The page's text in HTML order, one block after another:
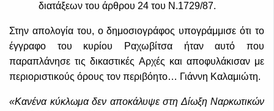
διατάξεων του άρθρου 24 του Ν.1729/87.
Στην απολογία του, ο δημοσιογράφος υπογράμμισε ότι το
έγγραφο του κυρίου Ραχωβίτσα ήταν αυτό που
παραπλάνησε τις δικαστικές Αρχές και αποφυλάκισαν με
περιοριστικούς όρους τον περιβόητο… Γιάννη Καλαμιώτη.
«Κανένα κύκλωμα δεν αποκάλυψε στη Δίωξη Ναρκωτικών